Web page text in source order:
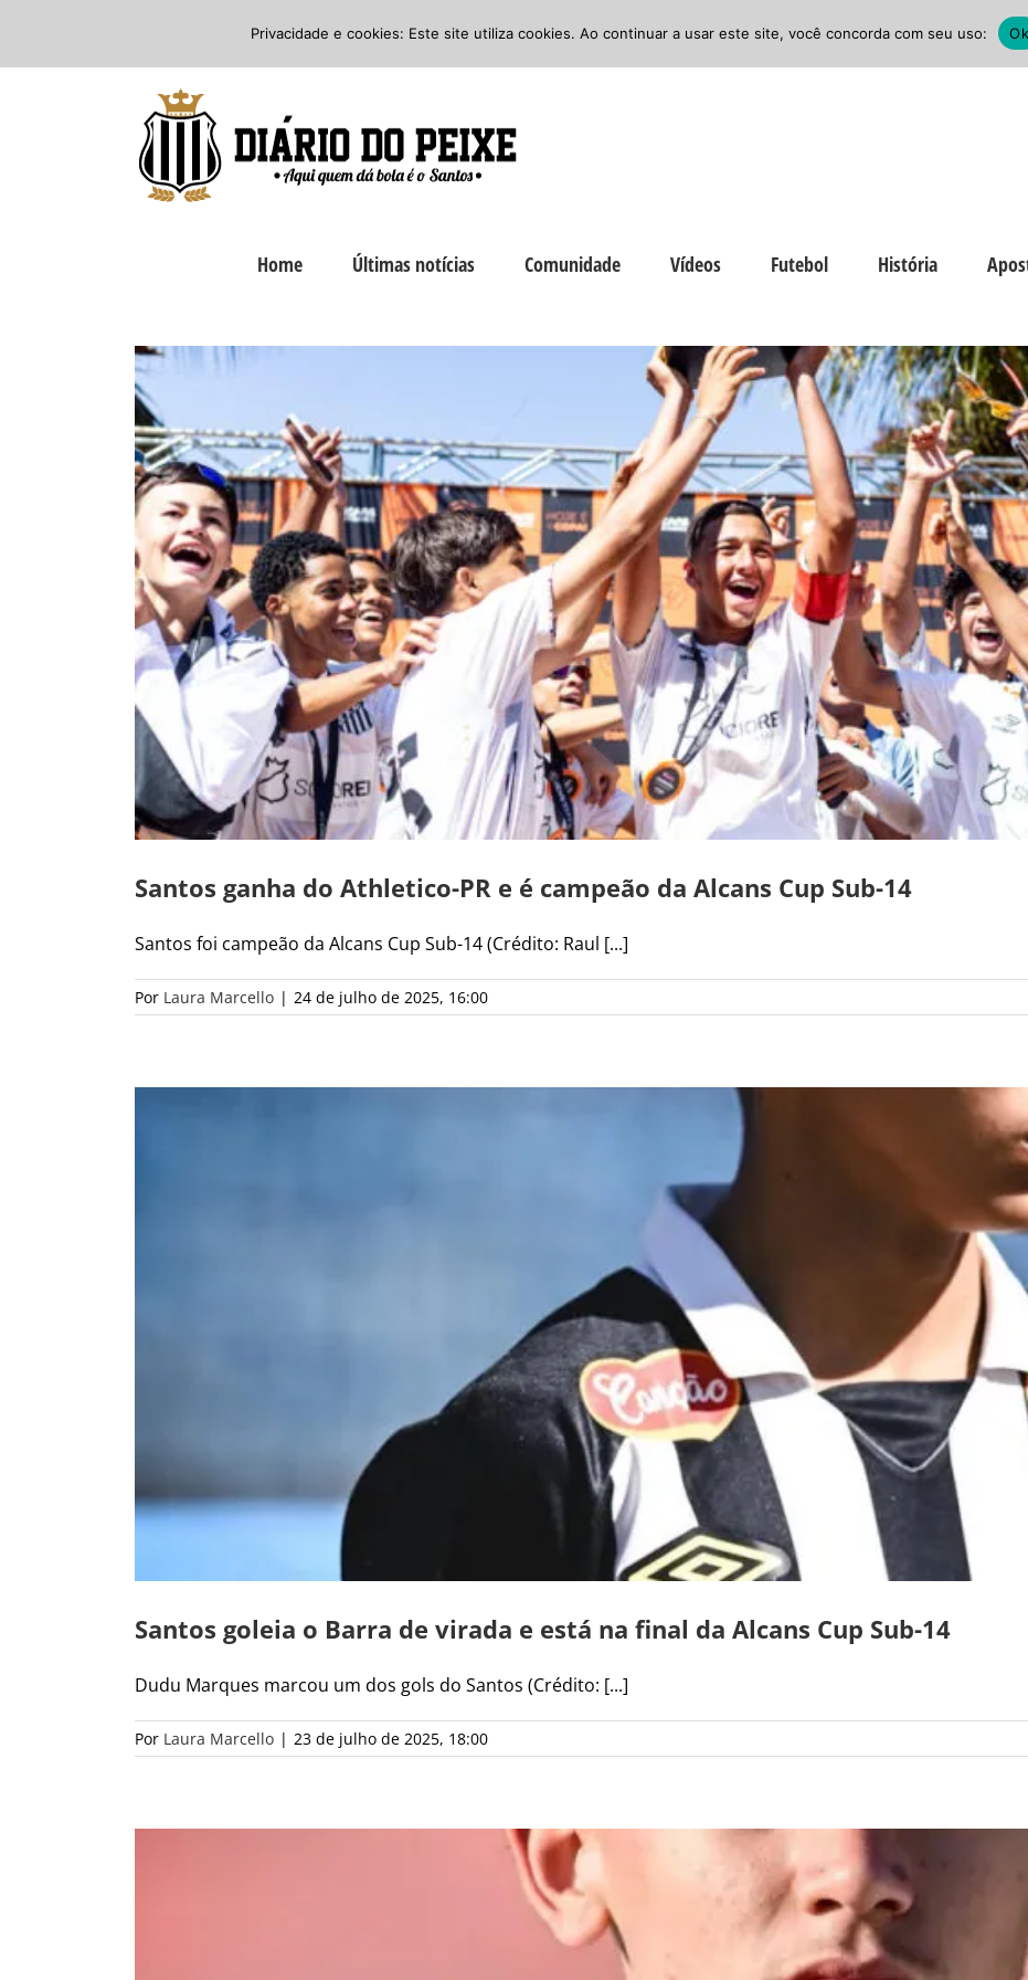
o
Facebook
Instagram
Home Últimas notícias Comunidade Vídeos Futebol História
Santos ganha do Athletico-PR e é campeão da Alcans Cup Sub-14
Santos foi campeão da Alcans Cup Sub-14 (Crédito: Raul [...]
Por Laura Marcello | 24 de julho de 2025, 16:00
Santos goleia o Barra de virada e está na final da Alcans Cup Sub-14
Dudu Marques marcou um dos gols do Santos (Crédito: [...]
Por Laura Marcello | 23 de julho de 2025, 18:00
Privacidade e cookies: Este site utiliza cookies. Ao continuar a usar este site, você concorda com seu uso: Ok